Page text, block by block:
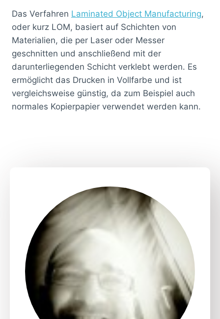
Das Verfahren Laminated Object Manufacturing,
oder kurz LOM, basiert auf Schichten von
Materialien, die per Laser oder Messer
geschnitten und anschließend mit der
darunterliegenden Schicht verklebt werden. Es
ermöglicht das Drucken in Vollfarbe und ist
vergleichsweise günstig, da zum Beispiel auch
normales Kopierpapier verwendet werden kann.